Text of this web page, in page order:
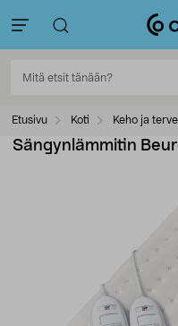
Etusivu Koti Keho ja
Sängynlämmitin